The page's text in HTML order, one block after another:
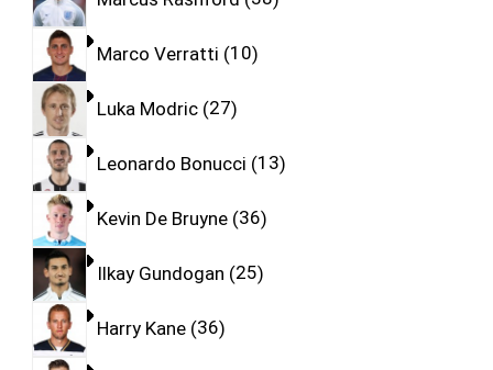
Marco Verratti 10
Luka Modric 27
Leonardo Bonucci 13
Kevin De Bruyne 36
Ilkay Gundogan 25
Harry Kane 36